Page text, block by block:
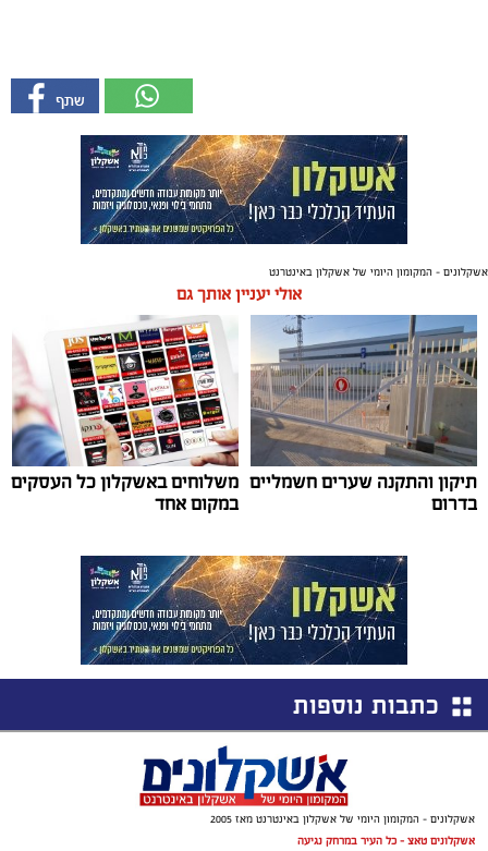
אשקלונים - המקומון היומי של אשקלון באינטרנט
אולי יעניין אותך גם
תיקון והתקנה שערים חשמליים
בדרום
משלוחים באשקלון כל העסקים
במקום אחד
כתבות נוספות
אשקלונים - המקומון היומי של אשקלון באינטרנט מאז 2005
אשקלונים טאצ - כל העיר במרחק נגיעה